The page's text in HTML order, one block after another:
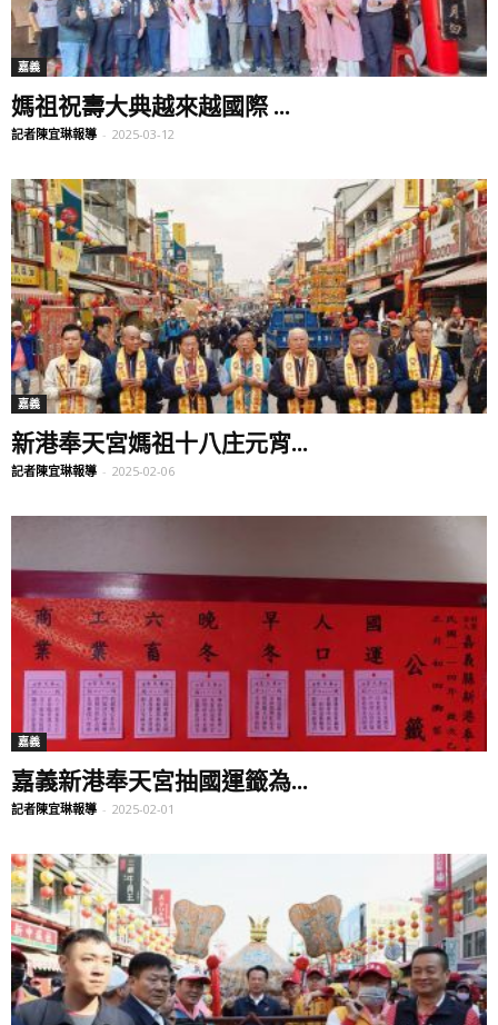
嘉義
媽祖祝壽大典越來越國際 ...
記者陳宜琳報導 - 2025-03-12
嘉義
新港奉天宮媽祖十八庄元宵...
記者陳宜琳報導 - 2025-02-06
嘉義
嘉義新港奉天宮抽國運籤為...
記者陳宜琳報導 - 2025-02-01